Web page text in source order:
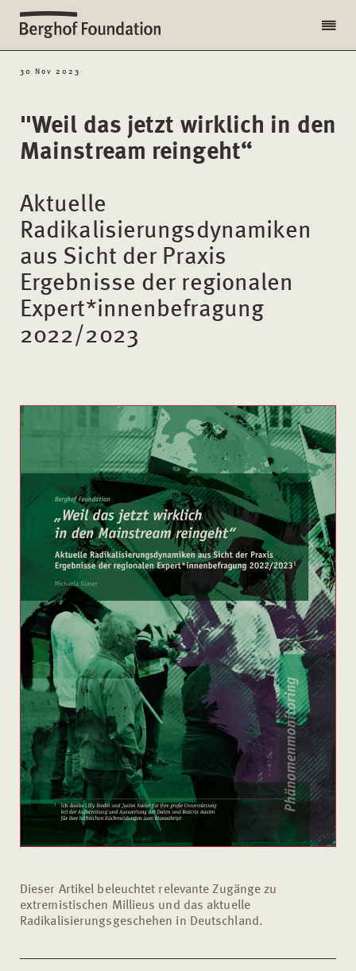
30 Nov 2023
"Weil das jetzt wirklich in den
Mainstream reingeht“
Aktuelle
Radikalisierungsdynamiken
aus Sicht der Praxis
Ergebnisse der regionalen
Expert*innenbefragung
2022/2023
Dieser Artikel beleuchtet relevante Zugänge zu
extremistischen Millieus und das aktuelle
Radikalisierungsgeschehen in Deutschland.